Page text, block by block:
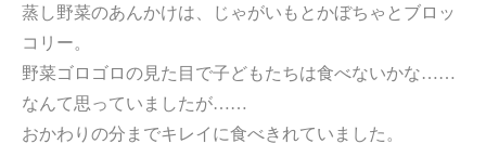
蒸し野菜のあんかけは、じゃがいもとかぼちゃとブロッ
コリー。
野菜ゴロゴロの見た目で子どもたちは食べないかな……
なんて思っていましたが……
おかわりの分までキレイに食べきれていました。